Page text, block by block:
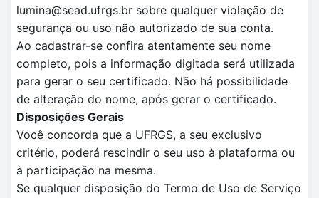
lumina@sead.ufrgs.br sobre qualquer violação de
segurança ou uso não autorizado de sua conta.
Ao cadastrar-se confira atentamente seu nome
completo, pois a informação digitada será utilizada
para gerar o seu certificado. Não há possibilidade
de alteração do nome, após gerar o certificado.
Disposições Gerais
Você concorda que a UFRGS, a seu exclusivo
critério, poderá rescindir o seu uso à plataforma ou
à participação na mesma.
Se qualquer disposição do Termo de Uso de Serviço